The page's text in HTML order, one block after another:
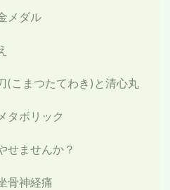
メダル
こまつたてわき)と清心丸
ボリック
ませんか？
骨神経痛